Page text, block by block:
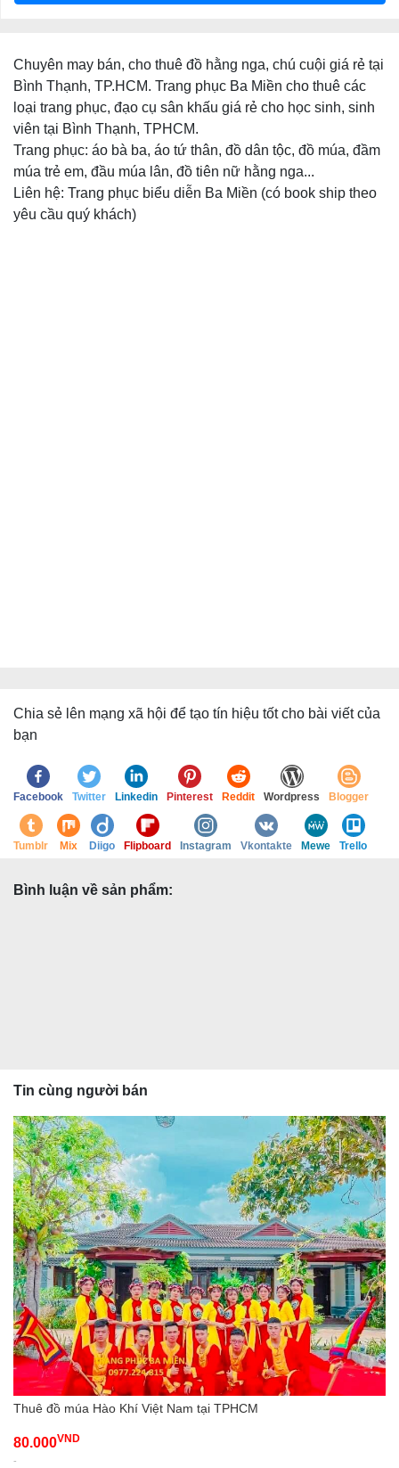
Chuyên may bán, cho thuê đồ hằng nga, chú cuội giá rẻ tại
Bình Thạnh, TP.HCM. Trang phục Ba Miền cho thuê các
loại trang phục, đạo cụ sân khấu giá rẻ cho học sinh, sinh
viên tại Bình Thạnh, TPHCM.
Trang phục: áo bà ba, áo tứ thân, đồ dân tộc, đồ múa, đầm
múa trẻ em, đầu múa lân, đồ tiên nữ hằng nga...
Liên hệ: Trang phục biểu diễn Ba Miền (có book ship theo
yêu cầu quý khách)
Chia sẻ lên mạng xã hội để tạo tín hiệu tốt cho bài viết của
bạn
Facebook Twitter Linkedin Pinterest Reddit Wordpress Blogger
Tumblr Mix Diigo Flipboard Instagram Vkontakte Mewe Trello
Bình luận về sản phẩm:
Tin cùng người bán
Thuê đồ múa Hào Khí Việt Nam tại TPHCM
80.000VND
-